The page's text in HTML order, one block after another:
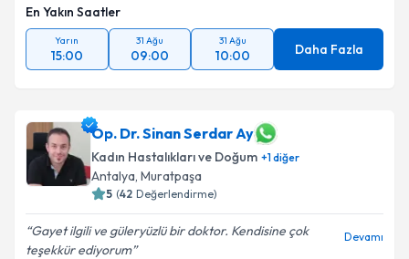
En Yakın Saatler
Yarın
15:00
31 Ağu
09:00
31 Ağu
10:00 Daha Fazla
Op. Dr. Sinan Serdar Ay
Kadın Hastalıkları ve Doğum +1diğer
Antalya, Muratpaşa
5 (42 Değerlendirme)
Gayet ilgili ve güleryüzlü bir doktor. Kendisine çok
teşekkür ediyorum
Devamı